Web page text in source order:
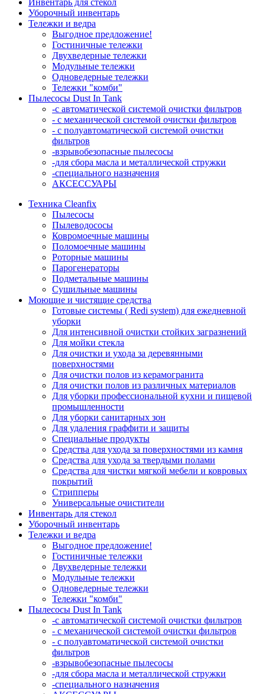
Инвентарь для стекол
Уборочный инвентарь
Тележки и ведра
Выгодное предложение!
Гостиничные тележки
Двухведерные тележки
Модульные тележки
Одноведерные тележки
Тележки "комби"
Пылесосы Dust In Tank
-с автоматической системой очистки фильтров
- с механической системой очистки фильтров
- с полуавтоматической системой очистки
фильтров
-взрывобезопасные пылесосы
-для сбора масла и металлической стружки
-специального назначения
АКСЕССУАРЫ
Техника Cleanfix
Пылесосы
Пылеводососы
Ковромоечные машины
Поломоечные машины
Роторные машины
Парогенераторы
Подметальные машины
Сушильные машины
Моющие и чистящие средства
Готовые системы ( Redi system) для ежедневной
уборки
Для интенсивной очистки стойких загразнений
Для мойки стекла
Для очистки и ухода за деревянными
поверхностями
Для очистки полов из керамогранита
Для очистки полов из различных материалов
Для уборки профессиональной кухни и пищевой
промышленности
Для уборки санитарных зон
Для удаления граффити и защиты
Специальные продукты
Средства для ухода за поверхностями из камня
Средства для ухода за твердыми полами
Средства для чистки мягкой мебели и ковровых
покрытий
Стрипперы
Универсальные очистители
Инвентарь для стекол
Уборочный инвентарь
Тележки и ведра
Выгодное предложение!
Гостиничные тележки
Двухведерные тележки
Модульные тележки
Одноведерные тележки
Тележки "комби"
Пылесосы Dust In Tank
-с автоматической системой очистки фильтров
- с механической системой очистки фильтров
- с полуавтоматической системой очистки
фильтров
-взрывобезопасные пылесосы
-для сбора масла и металлической стружки
-специального назначения